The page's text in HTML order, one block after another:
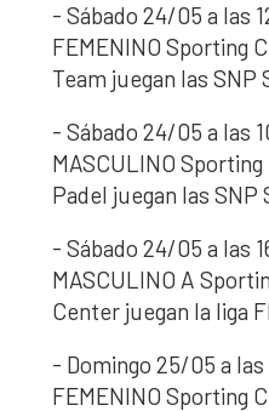
- Sábado 24/05 a las
FEMENINO Sporting
Team juegan las SNP
- Sábado 24/05 a las
MASCULINO
Padel juegan las SNP
- Sábado 24/05 a las
MASCULINO A
Center juegan la liga
- Domingo 25/05 a
FEMENINO Sporting